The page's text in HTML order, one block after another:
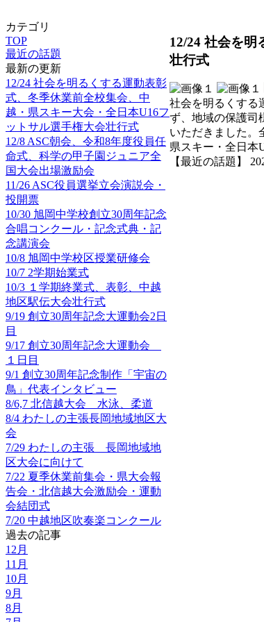
カテゴリ
TOP
最近の話題
最新の更新
12/24 社会を明るくする運動表彰
式、冬季休業前全校集会、中
越・県スキー大会・全日本U16フ
ットサル選手権大会壮行式
12/8 ASC朝会、令和8年度役員任
命式、科学の甲子園ジュニア全
国大会出場激励会
11/26 ASC役員選挙立会演説会・
投開票
10/30 旭岡中学校創立30周年記念
合唱コンクール・記念式典・記
念講演会
10/8 旭岡中学校区授業研修会
10/7 2学期始業式
10/3 １学期終業式、表彰、中越
地区駅伝大会壮行式
9/19 創立30周年記念大運動会2日
目
9/17 創立30周年記念大運動会
１日目
9/1 創立30周年記念制作「宇宙の
鳥」代表インタビュー
8/6,7 北信越大会 水泳、柔道
8/4 わたしの主張長岡地域地区大
会
7/29 わたしの主張 長岡地域地
区大会に向けて
7/22 夏季休業前集会・県大会報
告会・北信越大会激励会・運動
会結団式
7/20 中越地区吹奏楽コンクール
過去の記事
12月
11月
10月
9月
8月
12/24 社会を明
壮行式
社会を明るくする
ず、地域の保護司
いただきました。
県スキー・全日本
【最近の話題】